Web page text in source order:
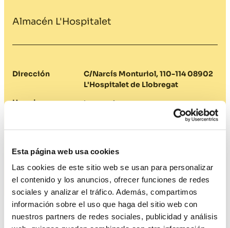
Esta página web usa cookies
Las cookies de este sitio web se usan para personalizar
el contenido y los anuncios, ofrecer funciones de redes
sociales y analizar el tráfico. Además, compartimos
información sobre el uso que haga del sitio web con
nuestros partners de redes sociales, publicidad y análisis
Almacén L'Hospitalet
Dirección
C/Narcís Monturiol, 110-114 08902
L'Hospitalet de Llobregat
Horario
Lunes a viernes
Cerrado